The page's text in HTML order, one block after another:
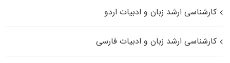
کارشناسی ارشد زبان و ادبیات اردو
کارشناسی ارشد زبان و ادبیات فارسی